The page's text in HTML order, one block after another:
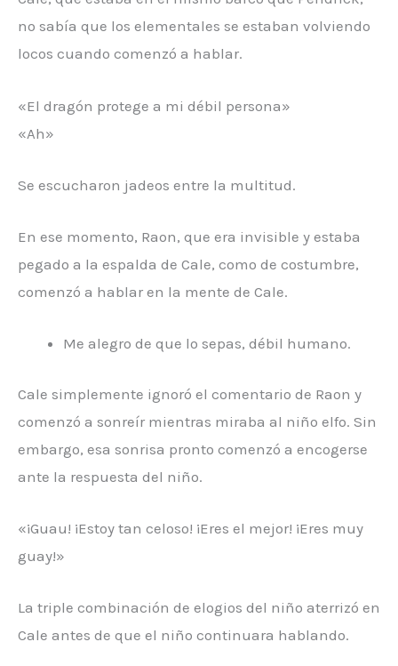
no sabía que los elementales se estaban volviendo
locos cuando comenzó a hablar.
«El dragón protege a mi débil persona»
«Ah»
Se escucharon jadeos entre la multitud.
En ese momento, Raon, que era invisible y estaba
pegado a la espalda de Cale, como de costumbre,
comenzó a hablar en la mente de Cale.
Me alegro de que lo sepas, débil humano.
Cale simplemente ignoró el comentario de Raon y
comenzó a sonreír mientras miraba al niño elfo. Sin
embargo, esa sonrisa pronto comenzó a encogerse
ante la respuesta del niño.
«¡Guau! ¡Estoy tan celoso! ¡Eres el mejor! ¡Eres muy
guay!»
La triple combinación de elogios del niño aterrizó en
Cale antes de que el niño continuara hablando.